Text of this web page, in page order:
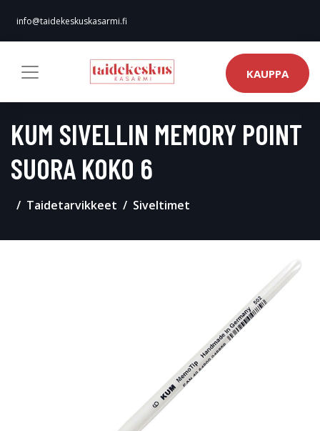
info@taidekeskuskasarmi.fi
KAUPPA
KUM SIVELLIN MEMORY POINT
SUORA KOKO 6
Taidetarvikkeet Siveltimet